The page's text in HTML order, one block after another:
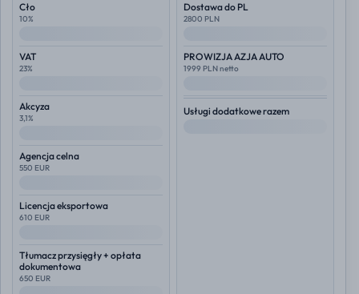
Cło
10%
VAT
23%
Akcyza
3,1%
Agencja celna
550 EUR
Licencja eksportowa
610 EUR
Tłumacz przysięgły + opłata
dokumentowa
650 EUR
Dostawa do PL
2800 PLN
PROWIZJA AZJA AUTO
1999 PLN netto
Usługi dodatkowe razem